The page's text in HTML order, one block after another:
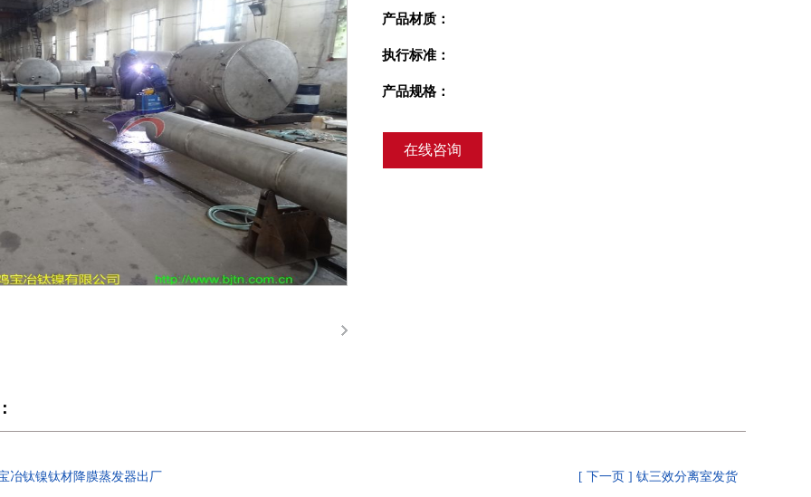
产品材质：
执行标准：
产品规格：
在线咨询
冶钛镍钛材降膜蒸发器出厂 [ 下一页 ] 钛三效分离室发货